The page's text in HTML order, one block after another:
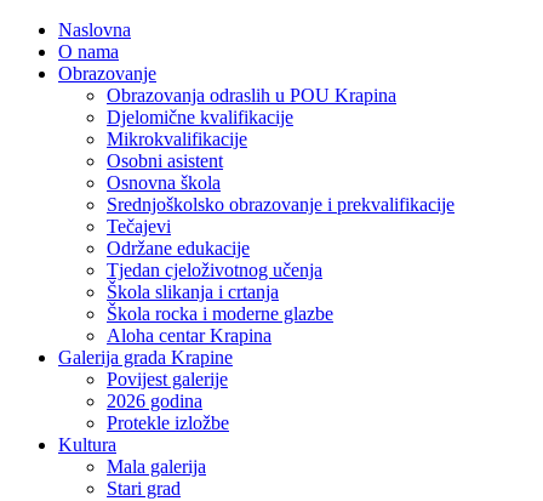
Naslovna
O nama
Obrazovanje
Obrazovanja odraslih u POU Krapina
Djelomične kvalifikacije
Mikrokvalifikacije
Osobni asistent
Osnovna škola
Srednjoškolsko obrazovanje i prekvalifikacije
Tečajevi
Održane edukacije
Tjedan cjeloživotnog učenja
Škola slikanja i crtanja
Škola rocka i moderne glazbe
Aloha centar Krapina
Galerija grada Krapine
Povijest galerije
2026 godina
Protekle izložbe
Kultura
Mala galerija
Stari grad